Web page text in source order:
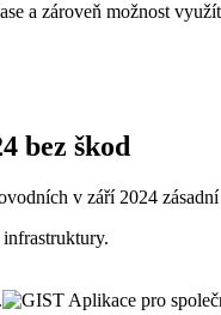
a zároveň možnost
bez škod
v září 2024